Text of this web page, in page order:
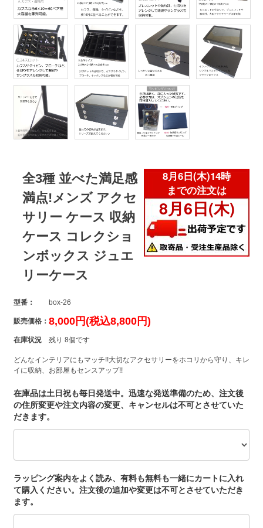
全3種 並べた満足感
満点!メンズ アクセ
サリー ケース 収納
ケース コレクショ
ンボックス ジュエ
リーケース
型番： box-26
販売価格： 8,000円(税込8,800円)
在庫状況 残り 8個です
どんなインテリアにもマッチ!!大切なアクセサリーをホコリから守り、キレ
イに収納、お部屋もセンスアップ!!
在庫品は土日祝も毎日発送中。迅速な発送準備のため、注文後
の住所変更や注文内容の変更、キャンセルは不可とさせていた
だきます。
ラッピング案内をよく読み、有料も無料も一緒にカートに入れ
て購入ください。注文後の追加や変更は不可とさせていただき
ます。